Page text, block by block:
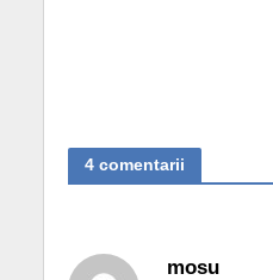
4 comentarii
mosu